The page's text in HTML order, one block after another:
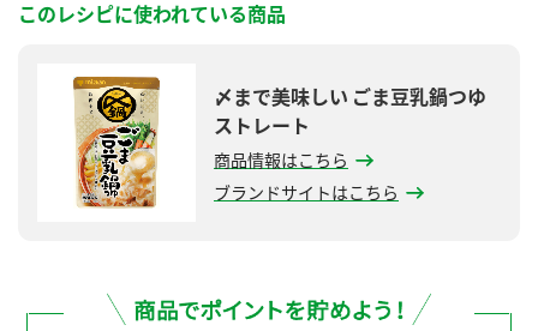
このレシピに使われている商品
〆まで美味しい ごま豆乳鍋つゆ
ストレート
商品情報はこちら
ブランドサイトはこちら